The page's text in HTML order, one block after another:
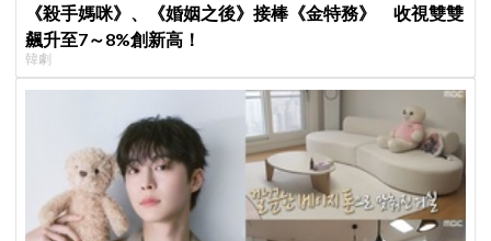
《殺手媽咪》、《婚姻之後》接棒《金特務》 收視雙雙
飆升至7～8%創新高！
韓劇